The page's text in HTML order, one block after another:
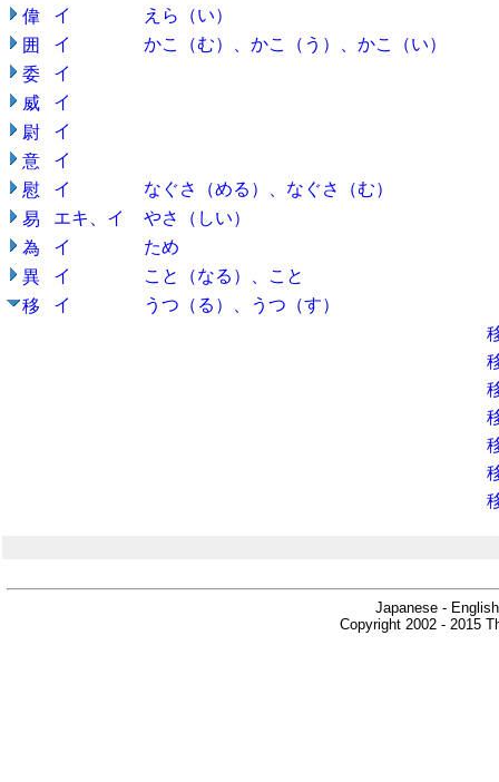
偉
イ
えら（い）
囲
イ
かこ（む）、かこ（う）、かこ（い）
委
イ
威
イ
尉
イ
意
イ
慰
イ
なぐさ（める）、なぐさ（む）
易
エキ、イ
やさ（しい）
為
イ
ため
異
イ
こと（なる）、こと
移
イ
うつ（る）、うつ（す）
Japanese -
Copyright 2002 - 2015